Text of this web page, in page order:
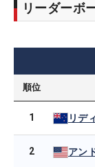
リーダーボ
順位
1 リデ
2 アン